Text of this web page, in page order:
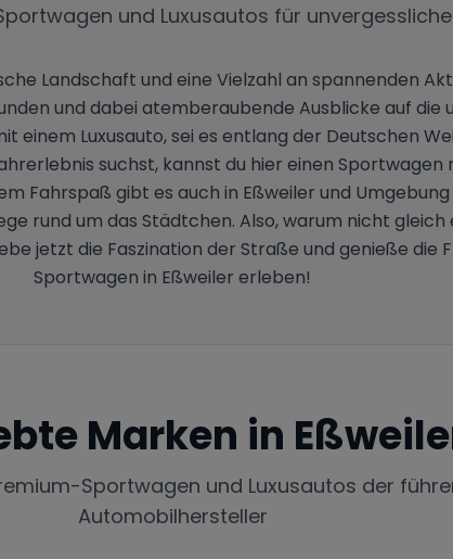
und Luxusautos für
Landschaft und eine Vielzahl an spannenden
und dabei atemberaubende Ausblicke auf die
einem Luxusauto, sei es entlang der Deutschen
suchst, kannst du hier einen
Fahrspaß gibt es auch in Eßweiler und
rund um das Städtchen. Also, warum nicht
jetzt die Faszination der Straße und genieße
Sportwagen in Eßweiler erleben!
Marken in
Sportwagen und Luxusautos der
Automobilhersteller